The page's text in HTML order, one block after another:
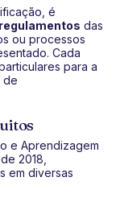
é
das
ou processos
Cada
para a
de
e Aprendizagem
2018,
em diversas